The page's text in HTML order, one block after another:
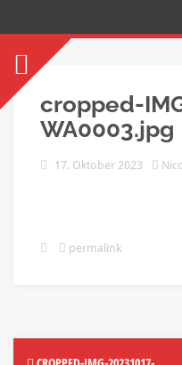
cropped-
WA0003.jpg
17. Oktober 2023
permalink